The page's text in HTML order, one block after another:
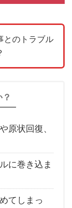
とのトラブル
原状回復、
に巻き込ま
てしまっ